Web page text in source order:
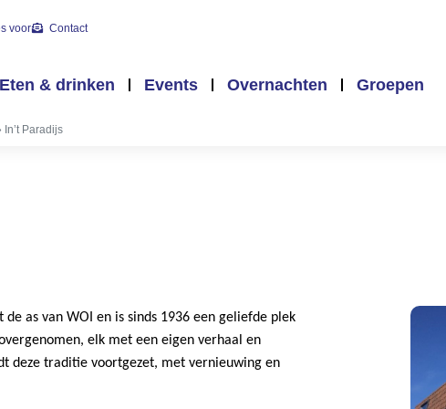
voor Contact
Eten & drinken Events Overnachten Groepen
In’t Paradijs
as van WOI en is sinds 1936 een geliefde plek
elk met een eigen verhaal en
deze traditie voortgezet, met vernieuwing en